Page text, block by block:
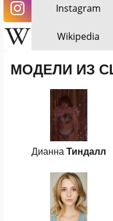
Instagram
Wikipedia
МОДЕЛИ ИЗ
Дианна Тиндалл